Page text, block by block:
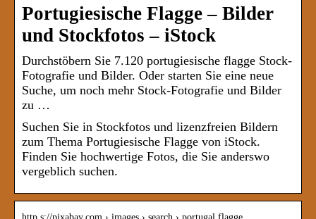
Portugiesische Flagge – Bilder
und Stockfotos – iStock
Durchstöbern Sie 7.120 portugiesische flagge Stock-
Fotografie und Bilder. Oder starten Sie eine neue
Suche, um noch mehr Stock-Fotografie und Bilder
zu …
Suchen Sie in Stockfotos und lizenzfreien Bildern
zum Thema Portugiesische Flagge von iStock.
Finden Sie hochwertige Fotos, die Sie anderswo
vergeblich suchen.